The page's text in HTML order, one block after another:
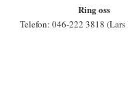
Ring oss
Telefon: 046-222 3818 (Lars